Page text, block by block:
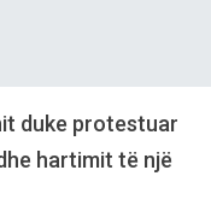
duke protestuar
hartimit të një